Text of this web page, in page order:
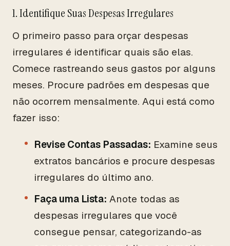
1. Identifique Suas Despesas Irregulares
O primeiro passo para orçar despesas
irregulares é identificar quais são elas.
Comece rastreando seus gastos por alguns
meses. Procure padrões em despesas que
não ocorrem mensalmente. Aqui está como
fazer isso:
Revise Contas Passadas: Examine seus
extratos bancários e procure despesas
irregulares do último ano.
Faça uma Lista: Anote todas as
despesas irregulares que você
consegue pensar, categorizando-as